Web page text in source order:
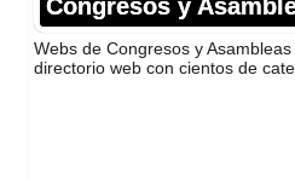
Congresos y
Webs de Congresos y
directorio web con cientos de